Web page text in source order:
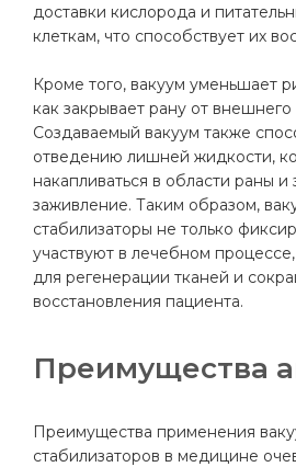
доставки кислорода и
клеткам, что способствует их
Кроме того, вакуум уменьшает
как закрывает рану от внешнего
Создаваемый вакуум также
отведению лишней жидкости,
накапливаться в области раны и
заживление. Таким образом,
стабилизаторы не только
участвуют в лечебном
для регенерации тканей и
восстановления пациента.
Преимущества
Преимущества применения
стабилизаторов в медицине